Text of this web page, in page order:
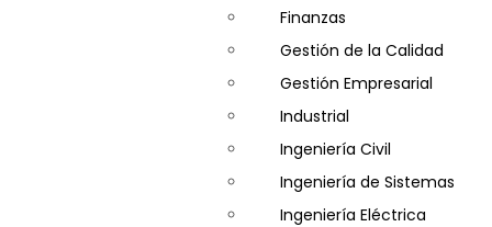
Finanzas
Gestión de la Calidad
Gestión Empresarial
Industrial
Ingeniería Civil
Ingeniería de Sistemas
Ingeniería Eléctrica